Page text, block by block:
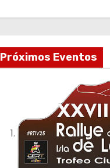
Próximos Eventos